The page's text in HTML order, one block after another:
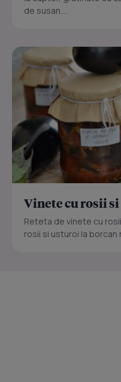
de susan....
Vinete cu rosii
Reteta de vinete cu
rosii si usturoi la